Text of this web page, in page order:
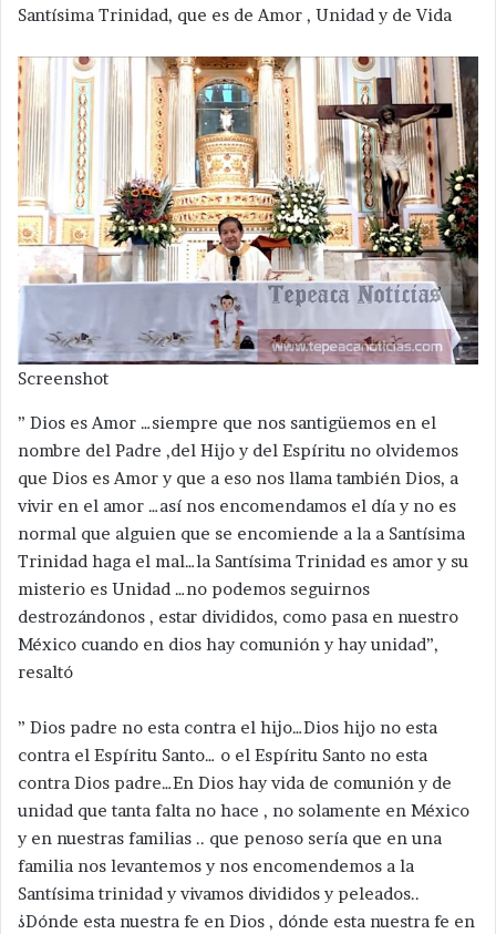
Santísima Trinidad, que es de Amor , Unidad y de Vida
Screenshot
” Dios es Amor …siempre que nos santigüemos en el
nombre del Padre ,del Hijo y del Espíritu no olvidemos
que Dios es Amor y que a eso nos llama también Dios, a
vivir en el amor …así nos encomendamos el día y no es
normal que alguien que se encomiende a la a Santísima
Trinidad haga el mal…la Santísima Trinidad es amor y su
misterio es Unidad …no podemos seguirnos
destrozándonos , estar divididos, como pasa en nuestro
México cuando en dios hay comunión y hay unidad”,
resaltó
” Dios padre no esta contra el hijo…Dios hijo no esta
contra el Espíritu Santo… o el Espíritu Santo no esta
contra Dios padre…En Dios hay vida de comunión y de
unidad que tanta falta no hace , no solamente en México
y en nuestras familias .. que penoso sería que en una
familia nos levantemos y nos encomendemos a la
Santísima trinidad y vivamos divididos y peleados..
¿Dónde esta nuestra fe en Dios , dónde esta nuestra fe en